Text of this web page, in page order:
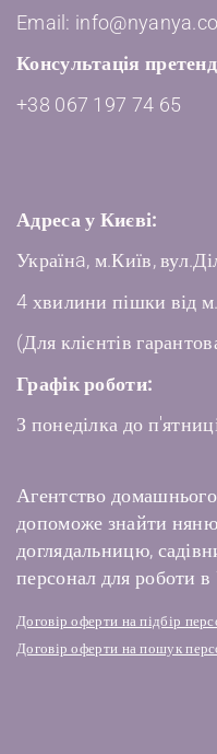
Email:
Консультація
+38 067 197 74 65
Адреса у Києві:
Українa, м.Київ,
4 хвилини пішки від
(Для клієнтів
Графік роботи:
З понеділка до
Агентство
допоможе знайти
доглядальницю,
персонал для роботи в
Договір оферти на підбір
Договір оферти на пошук